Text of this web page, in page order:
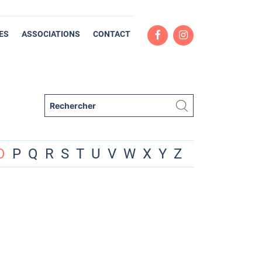
ASSOCIATIONS CONTACT
P Q R S T U V W X Y Z